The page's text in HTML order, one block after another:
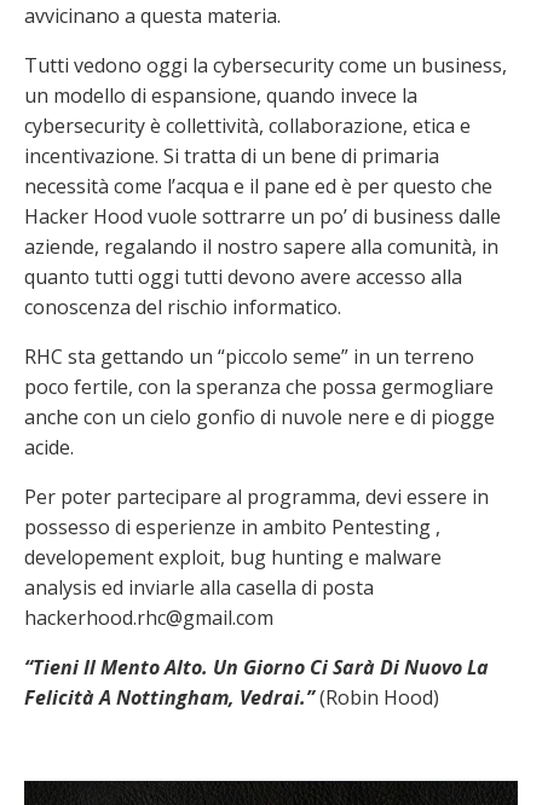
avvicinano a questa materia.
Tutti vedono oggi la cybersecurity come un business,
un modello di espansione, quando invece la
cybersecurity è collettività, collaborazione, etica e
incentivazione. Si tratta di un bene di primaria
necessità come l’acqua e il pane ed è per questo che
Hacker Hood vuole sottrarre un po’ di business dalle
aziende, regalando il nostro sapere alla comunità, in
quanto tutti oggi tutti devono avere accesso alla
conoscenza del rischio informatico.
RHC sta gettando un “piccolo seme” in un terreno
poco fertile, con la speranza che possa germogliare
anche con un cielo gonfio di nuvole nere e di piogge
acide.
Per poter partecipare al programma, devi essere in
possesso di esperienze in ambito Pentesting ,
developement exploit, bug hunting e malware
analysis ed inviarle alla casella di posta
hackerhood.rhc@gmail.com
“Tieni Il Mento Alto. Un Giorno Ci Sarà Di Nuovo La
Felicità A Nottingham, Vedrai.”(Robin Hood)